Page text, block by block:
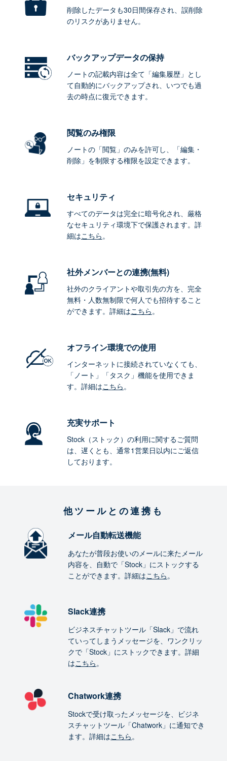
削除したデータも30日間保存され、誤削除
のリスクがありません。
バックアップデータの保持
ノートの記載内容は全て「編集履歴」とし
て自動的にバックアップされ、いつでも過
去の時点に復元できます。
閲覧のみ権限
ノートの「閲覧」のみを許可し、「編集・
削除」を制限する権限を設定できます。
セキュリティ
すべてのデータは完全に暗号化され、厳格
なセキュリティ環境下で保護されます。詳
細はこちら。
社外メンバーとの連携(無料)
社外のクライアントや取引先の方を、完全
無料・人数無制限で何人でも招待すること
ができます。詳細はこちら。
オフライン環境での使用
インターネットに接続されていなくても、
「ノート」「タスク」機能を使用できま
す。詳細はこちら。
充実サポート
Stock（ストック）の利用に関するご質問
は、遅くとも、通常1営業日以内にご返信
しております。
他ツールとの連携も
メール自動転送機能
あなたが普段お使いのメールに来たメール
内容を、自動で「Stock」にストックする
ことができます。詳細はこちら。
Slack連携
ビジネスチャットツール「Slack」で流れ
ていってしまうメッセージを、ワンクリッ
クで「Stock」にストックできます。詳細
はこちら。
Chatwork連携
Stockで受け取ったメッセージを、ビジネ
スチャットツール「Chatwork」に通知でき
ます。詳細はこちら。